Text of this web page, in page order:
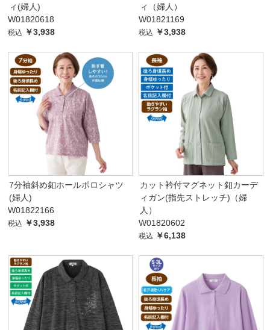
ィ(婦人)
W01820618
税込 ￥3,938
ィ（婦人）
W01821169
税込 ￥3,938
7分袖斜め釦ホールポロシャツ
(婦人)
W01822166
税込 ￥3,938
カット衿付マグネット釦カーデ
ィガン(指先ストレッチ)（婦
人）
W01820602
税込 ￥6,138